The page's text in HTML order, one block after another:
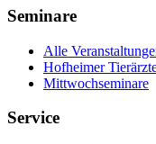
Seminare
Alle
Hofheimer
Mittwochseminare
Service